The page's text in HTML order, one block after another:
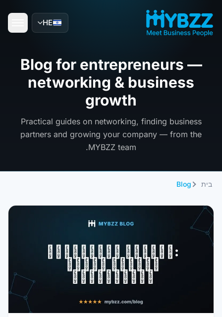
HE
Blog for entrepreneurs —
networking & business
growth
Practical guides on networking, finding business
partners and growing your company — from the
MYBZZ team.
בית Blog